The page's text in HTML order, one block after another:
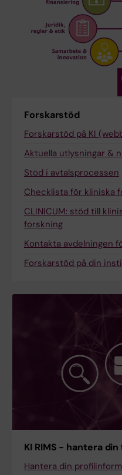
Forskarstöd
Forskarstöd på KI
Aktuella utlysningar &
Stöd i avtalsprocessen
Checklista för kliniska
CLINICUM: stöd till
forskning
Kontakta avdelningen
Forskarstöd på din
KI RIMS - hantera
Hantera din